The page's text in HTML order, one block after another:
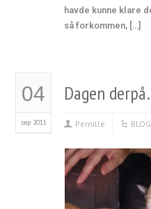
havde kunne klare
så forkommen, […]
04
sep 2011
Dagen
Pernille BLOG